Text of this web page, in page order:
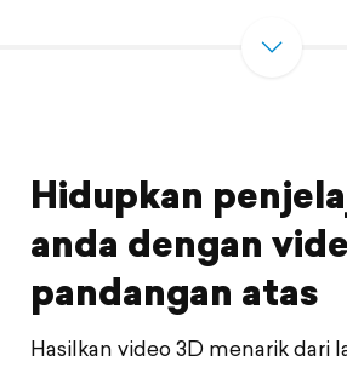
Hidupkan
anda dengan
pandangan atas
Hasilkan video 3D menarik dari